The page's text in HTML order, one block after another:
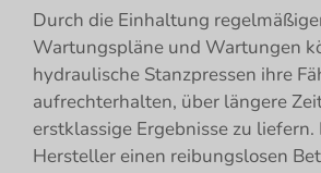
Durch die Einhaltung
Wartungspläne und Wartungen
hydraulische Stanzpressen ihre
aufrechterhalten, über längere
erstklassige Ergebnisse zu liefern.
Hersteller einen reibungslosen